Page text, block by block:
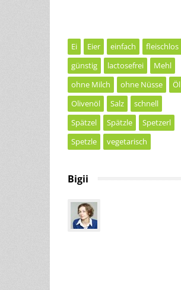
Ei Eier einfach
fleischlos
günstig
lactosefrei
Mehl
ohne Milch
ohne Nüsse
Öl
Olivenöl
Salz
schnell
Spätzel
Spätzle
Spetzerl
Spetzle
vegetarisch
Bigii